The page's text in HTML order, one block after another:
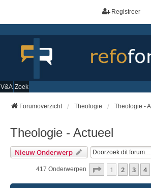
Registreer
V&A Zoek
Forumoverzicht Theologie Theologie -
Theologie - Actueel
Nieuw Onderwerp
417 Onderwerpen Pagina Van9
1 2 3 4